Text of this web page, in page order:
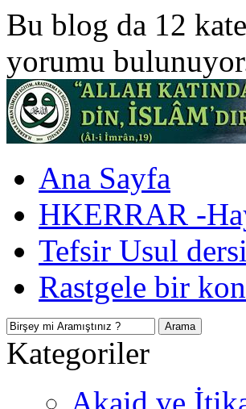
Bu blog da 12
yorumu
Ana Sayfa
HKERRAR -
Tefsir Usul
Rastgele bir
Kategoriler